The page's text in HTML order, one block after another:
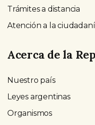
Trámites a distancia
Atención a la
Acerca de la
Nuestro país
Leyes argentinas
Organismos